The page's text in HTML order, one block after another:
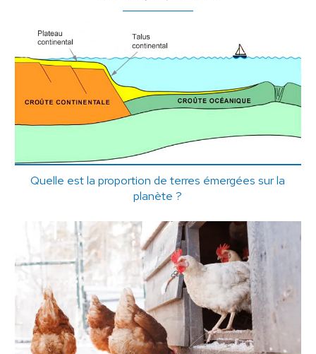
Quelle est la proportion de terres émergées sur la
planète ?